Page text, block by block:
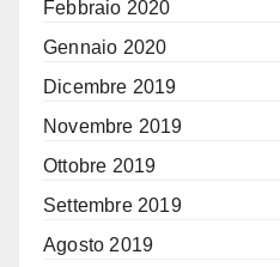
Febbraio 2020
Gennaio 2020
Dicembre 2019
Novembre 2019
Ottobre 2019
Settembre 2019
Agosto 2019